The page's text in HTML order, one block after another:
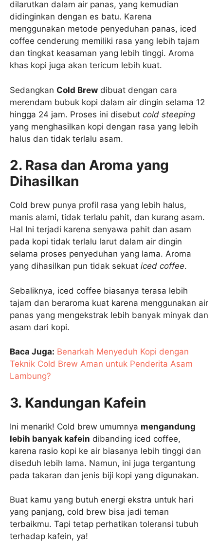
dilarutkan dalam air panas, yang kemudian
didinginkan dengan es batu. Karena
menggunakan metode penyeduhan panas, iced
coffee cenderung memiliki rasa yang lebih tajam
dan tingkat keasaman yang lebih tinggi. Aroma
khas kopi juga akan tericum lebih kuat.
Sedangkan Cold Brew dibuat dengan cara
merendam bubuk kopi dalam air dingin selama 12
hingga 24 jam. Proses ini disebut cold steeping
yang menghasilkan kopi dengan rasa yang lebih
halus dan tidak terlalu asam.
2. Rasa dan Aroma yang
Dihasilkan
Cold brew punya profil rasa yang lebih halus,
manis alami, tidak terlalu pahit, dan kurang asam.
Hal Ini terjadi karena senyawa pahit dan asam
pada kopi tidak terlalu larut dalam air dingin
selama proses penyeduhan yang lama. Aroma
yang dihasilkan pun tidak sekuat iced coffee.
Sebaliknya, iced coffee biasanya terasa lebih
tajam dan beraroma kuat karena menggunakan air
panas yang mengekstrak lebih banyak minyak dan
asam dari kopi.
Baca Juga: Benarkah Menyeduh Kopi dengan
Teknik Cold Brew Aman untuk Penderita Asam
Lambung?
3. Kandungan Kafein
Ini menarik! Cold brew umumnya mengandung
lebih banyak kafein dibanding iced coffee,
karena rasio kopi ke air biasanya lebih tinggi dan
diseduh lebih lama. Namun, ini juga tergantung
pada takaran dan jenis biji kopi yang digunakan.
Buat kamu yang butuh energi ekstra untuk hari
yang panjang, cold brew bisa jadi teman
terbaikmu. Tapi tetap perhatikan toleransi tubuh
terhadap kafein, ya!